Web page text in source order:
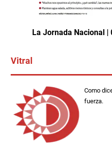
La Jornada Nacional |
Vitral
Como
fuerza.